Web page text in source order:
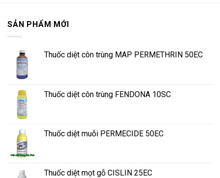
SẢN PHẨM MỚI
Thuốc diệt côn trùng MAP PERMETHRIN 50EC
Thuốc diệt côn trùng FENDONA 10SC
Thuốc diệt muỗi PERMECIDE 50EC
Thuốc diệt mọt gỗ CISLIN 25EC